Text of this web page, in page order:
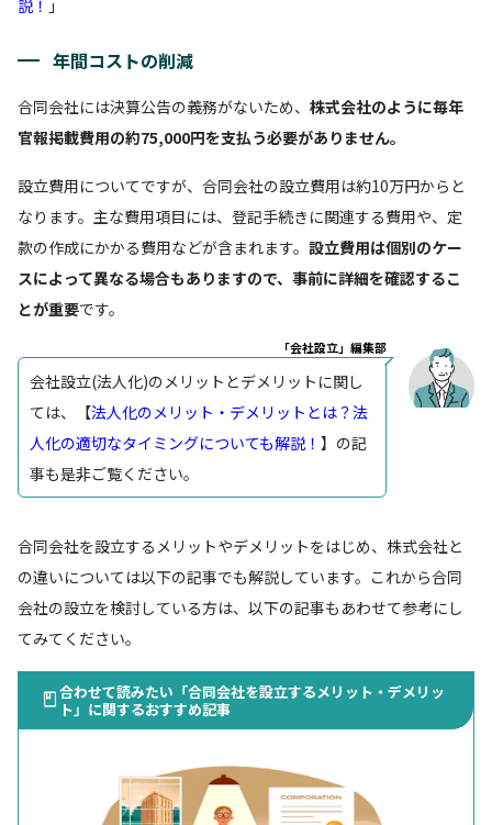
説！ 」
年間コストの削減
合同会社には決算公告の義務がないため、 株式会社のように毎年
官報掲載費用の約75,000円を支払う必要がありません。
設立費用についてですが、合同会社の設立費用は約10万円からと
なります。主な費用項目には、登記手続きに関連する費用や、定
款の作成にかかる費用などが含まれます。 設立費用は個別のケー
スによって異なる場合もありますので、事前に詳細を確認するこ
とが重要です。
「会社設立」編集部
会社設立(法人化)のメリットとデメリットに関し
ては、【法人化のメリット・デメリットとは？法
人化の適切なタイミングについても解説！ 】の記
事も是非ご覧ください。
合同会社を設立するメリットやデメリットをはじめ、株式会社と
の違いについては以下の記事でも解説しています。これから合同
会社の設立を検討している方は、以下の記事もあわせて参考にし
てみてください。
合わせて読みたい「合同会社を設立するメリット・デメリッ
ト」に関するおすすめ記事